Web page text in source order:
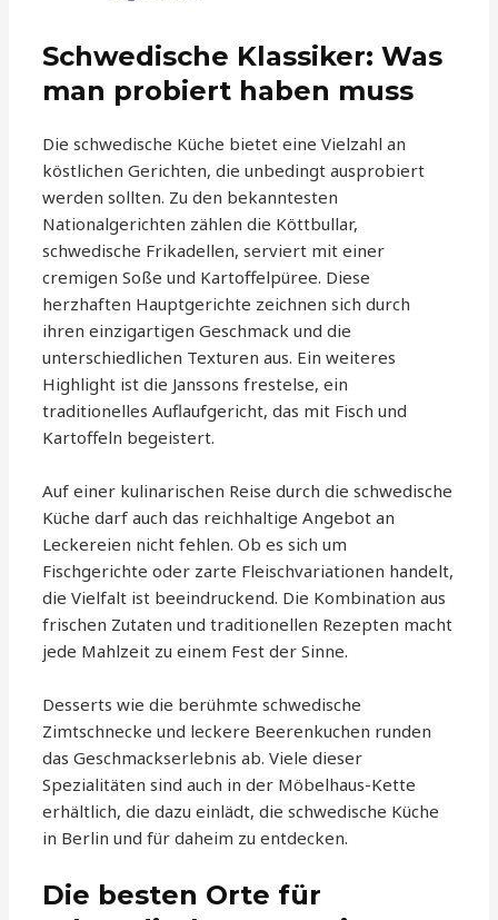
Schwedische Klassiker: Was
man probiert haben muss
Die schwedische Küche bietet eine Vielzahl an
köstlichen Gerichten, die unbedingt ausprobiert
werden sollten. Zu den bekanntesten
Nationalgerichten zählen die Köttbullar,
schwedische Frikadellen, serviert mit einer
cremigen Soße und Kartoffelpüree. Diese
herzhaften Hauptgerichte zeichnen sich durch
ihren einzigartigen Geschmack und die
unterschiedlichen Texturen aus. Ein weiteres
Highlight ist die Janssons frestelse, ein
traditionelles Auflaufgericht, das mit Fisch und
Kartoffeln begeistert.
Auf einer kulinarischen Reise durch die schwedische
Küche darf auch das reichhaltige Angebot an
Leckereien nicht fehlen. Ob es sich um
Fischgerichte oder zarte Fleischvariationen handelt,
die Vielfalt ist beeindruckend. Die Kombination aus
frischen Zutaten und traditionellen Rezepten macht
jede Mahlzeit zu einem Fest der Sinne.
Desserts wie die berühmte schwedische
Zimtschnecke und leckere Beerenkuchen runden
das Geschmackserlebnis ab. Viele dieser
Spezialitäten sind auch in der Möbelhaus-Kette
erhältlich, die dazu einlädt, die schwedische Küche
in Berlin und für daheim zu entdecken.
Die besten Orte für